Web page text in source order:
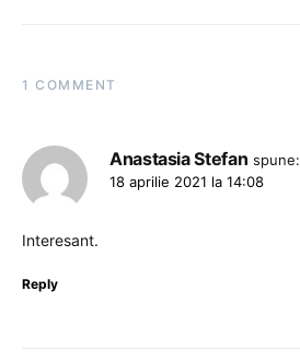
1 COMMENT
Anastasia Stefan spune:
18 aprilie 2021 la 14:08
Interesant.
Reply